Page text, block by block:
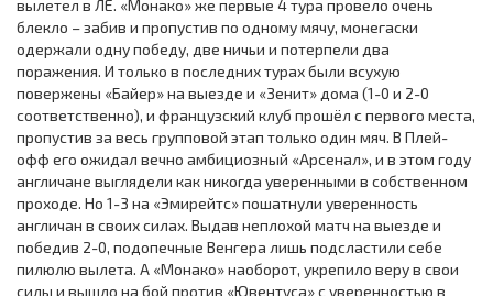
вылетел в ЛЕ. «Монако» же первые 4 тура провело очень
блекло – забив и пропустив по одному мячу, монегаски
одержали одну победу, две ничьи и потерпели два
поражения. И только в последних турах были всухую
повержены «Байер» на выезде и «Зенит» дома (1-0 и 2-0
соответственно), и французский клуб прошёл с первого места,
пропустив за весь групповой этап только один мяч. В Плей-
офф его ожидал вечно амбициозный «Арсенал», и в этом году
англичане выглядели как никогда уверенными в собственном
проходе. Но 1-3 на «Эмирейтс» пошатнули уверенность
англичан в своих силах. Выдав неплохой матч на выезде и
победив 2-0, подопечные Венгера лишь подсластили себе
пилюлю вылета. А «Монако» наоборот, укрепило веру в свои
силы и вышло на бой против «Ювентуса» с уверенностью в